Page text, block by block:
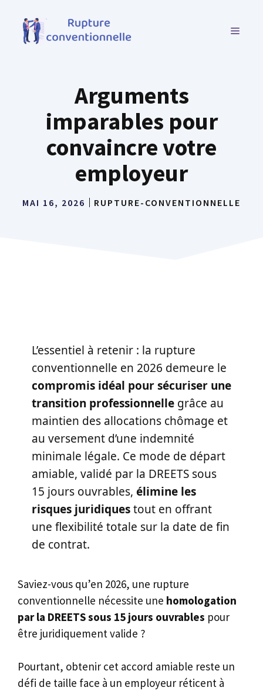
contenu
MENU
Arguments
imparables pour
convaincre votre
employeur
MAI 16, 2026 RUPTURE-CONVENTIONNELLE
L’essentiel à retenir : la rupture
conventionnelle en 2026 demeure le
compromis idéal pour sécuriser une
transition professionnellegrâce au
maintien des allocations chômage et
au versement d’une indemnité
minimale légale. Ce mode de départ
amiable, validé par la DREETS sous
15 jours ouvrables, élimine les
risques juridiquestout en offrant
une flexibilité totale sur la date de fin
de contrat.
Saviez-vous qu’en 2026, une rupture
conventionnelle nécessite une homologation
par la DREETS sous 15 jours ouvrables pour
être juridiquement valide ?
Pourtant, obtenir cet accord amiable reste un
défi de taille face à un employeur réticent à